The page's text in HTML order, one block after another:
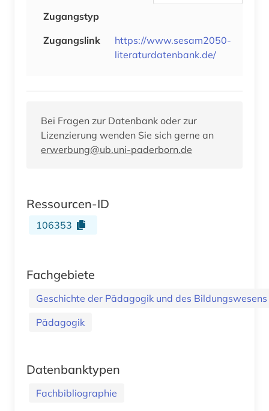
Zugangstyp
Zugangslink
https://www.sesam2050-
literaturdatenbank.de/
Bei Fragen zur Datenbank oder zur
Lizenzierung wenden Sie sich gerne an
erwerbung@ub.uni-paderborn.de
Ressourcen-ID
106353
Fachgebiete
Geschichte der Pädagogik und des Bildungswesens
Pädagogik
Datenbanktypen
Fachbibliographie